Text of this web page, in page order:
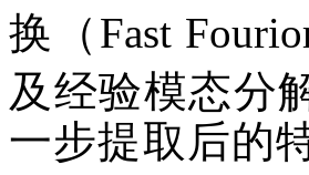
换（Fast
及经验模态分
一步提取后的